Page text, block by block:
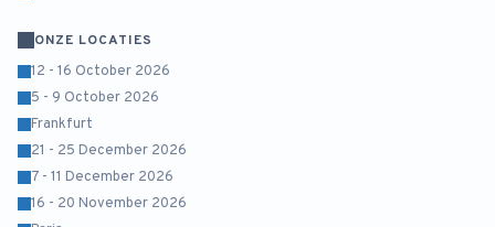
ONZE LOCATIES
12 - 16 October 2026
5 - 9 October 2026
Frankfurt
21 - 25 December 2026
7 - 11 December 2026
16 - 20 November 2026